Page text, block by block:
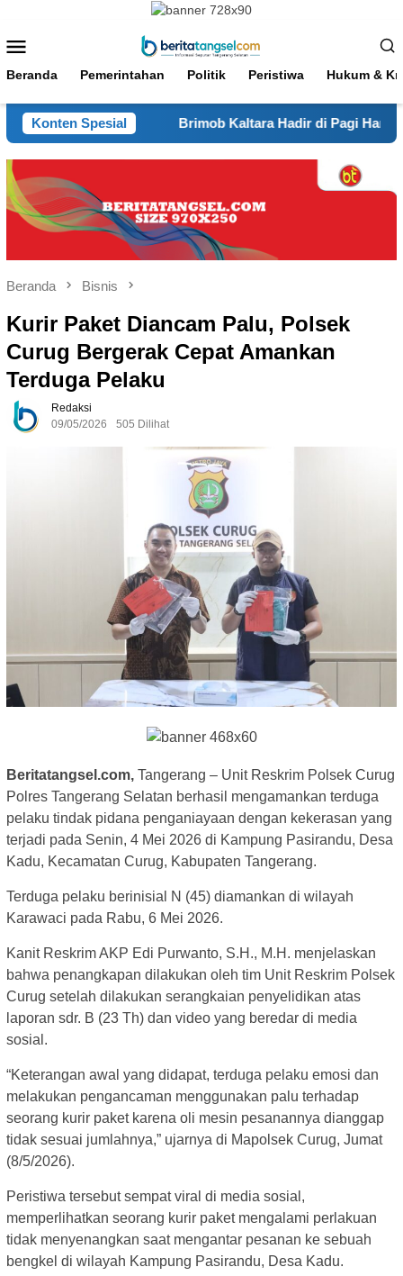
konten
Mobile
Beranda Pemerintahan Politik Peristiwa Hukum &
Konten Spesial
Malinau Brimob Kaltara Hadir di Pagi Hari, Personel
Beranda Bisnis
Kurir Paket Diancam Palu, Polsek
Curug Bergerak Cepat Amankan
Terduga Pelaku
Redaksi
09/05/2026
505 Dilihat
Beritatangsel.com, Tangerang – Unit Reskrim Polsek Curug
Polres Tangerang Selatan berhasil mengamankan terduga
pelaku tindak pidana penganiayaan dengan kekerasan yang
terjadi pada Senin, 4 Mei 2026 di Kampung Pasirandu, Desa
Kadu, Kecamatan Curug, Kabupaten Tangerang.
Terduga pelaku berinisial N (45) diamankan di wilayah
Karawaci pada Rabu, 6 Mei 2026.
Kanit Reskrim AKP Edi Purwanto, S.H., M.H. menjelaskan
bahwa penangkapan dilakukan oleh tim Unit Reskrim Polsek
Curug setelah dilakukan serangkaian penyelidikan atas
laporan sdr. B (23 Th) dan video yang beredar di media
sosial.
“Keterangan awal yang didapat, terduga pelaku emosi dan
melakukan pengancaman menggunakan palu terhadap
seorang kurir paket karena oli mesin pesanannya dianggap
tidak sesuai jumlahnya,” ujarnya di Mapolsek Curug, Jumat
(8/5/2026).
Peristiwa tersebut sempat viral di media sosial,
memperlihatkan seorang kurir paket mengalami perlakuan
tidak menyenangkan saat mengantar pesanan ke sebuah
bengkel di wilayah Kampung Pasirandu, Desa Kadu.